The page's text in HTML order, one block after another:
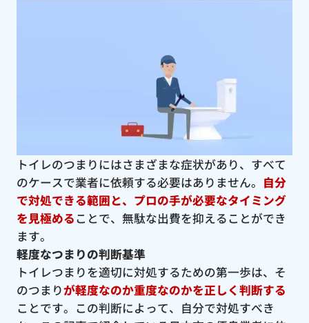
トイレのつまりにはさまざまな症状があり、すべて
のケースで業者に依頼する必要はありません。 自分
で対処できる範囲と、プロの手が必要なタイミング
を見極めることで、無駄な出費を抑えることができ
ます。
軽度なつまりの判断基準
トイレつまりを適切に対処するための第一歩は、そ
のつまりが軽度なのか重度なのかを正しく判断する
ことです。この判断によって、自分で対処すべき